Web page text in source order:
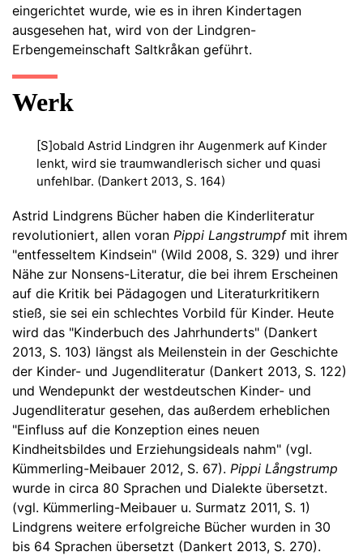
eingerichtet wurde, wie es in ihren Kindertagen
ausgesehen hat, wird von der Lindgren-
Erbengemeinschaft Saltkråkan geführt.
Werk
[S]obald Astrid Lindgren ihr Augenmerk auf Kinder
lenkt, wird sie traumwandlerisch sicher und quasi
unfehlbar. (Dankert 2013, S. 164)
Astrid Lindgrens Bücher haben die Kinderliteratur
revolutioniert, allen voran Pippi Langstrumpfmit ihrem
"entfesseltem Kindsein" (Wild 2008, S. 329) und ihrer
Nähe zur Nonsens-Literatur, die bei ihrem Erscheinen
auf die Kritik bei Pädagogen und Literaturkritikern
stieß, sie sei ein schlechtes Vorbild für Kinder. Heute
wird das "Kinderbuch des Jahrhunderts" (Dankert
2013, S. 103) längst als Meilenstein in der Geschichte
der Kinder- und Jugendliteratur (Dankert 2013, S. 122)
und Wendepunkt der westdeutschen Kinder- und
Jugendliteratur gesehen, das außerdem erheblichen
"Einfluss auf die Konzeption eines neuen
Kindheitsbildes und Erziehungsideals nahm" (vgl.
Kümmerling-Meibauer 2012, S. 67). Pippi Långstrump
wurde in circa 80 Sprachen und Dialekte übersetzt.
(vgl. Kümmerling-Meibauer u. Surmatz 2011, S. 1)
Lindgrens weitere erfolgreiche Bücher wurden in 30
bis 64 Sprachen übersetzt (Dankert 2013, S. 270).